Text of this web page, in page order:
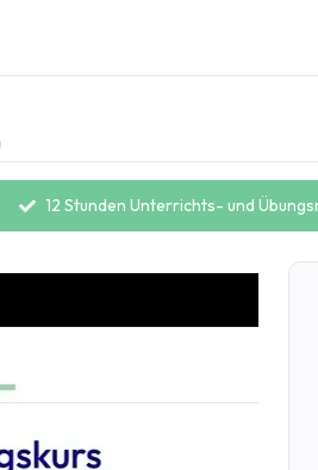
12 Stunden Unterrichts- und